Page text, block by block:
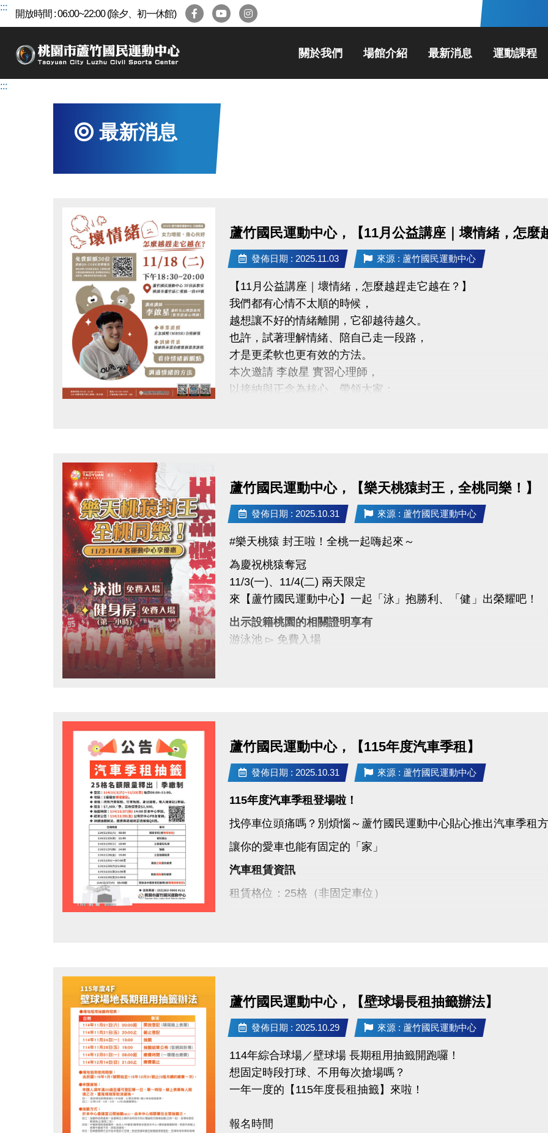
跳
區
:::
開放時間 : 06:00~22:00 (除夕、初一休館)
關於我們 場館介紹 最新消息 運動課程
:::
最新消息
蘆竹國民運動中心，【11月公益講座｜壞情緒，怎麼
發佈日期 : 2025.11.03 來源 : 蘆竹國民運動中心
【11月公益講座｜壞情緒，怎麼越趕走它越在？】
我們都有心情不太順的時候，
越想讓不好的情緒離開，它卻越待越久。
也許，試著理解情緒、陪自己走一段路，
才是更柔軟也更有效的方法。
本次邀請 李啟星 實習心理師，
以接納與正念為核心，帶領大家：
講師｜李啟星 實習心理師
具接納與承諾治療實務訓練、正念減壓（MBSR）合格師資資格
公益免費講座・限額30位
掃描 QR Code 填表報名，與我們一起培養更穩定、自在的心。
蘆竹國民運動中心，【樂天桃猿封王，全桃同樂！】
發佈日期 : 2025.10.31 來源 : 蘆竹國民運動中心
#樂天桃猿 封王啦！全桃一起嗨起來～
為慶祝桃猿奪冠
11/3(一)、11/4(二) 兩天限定
來【蘆竹國民運動中心】一起「泳」抱勝利、「健」出榮耀吧！
出示設籍桃園的相關證明享有
游泳池 ▻ 免費入場
#桃園市政府體育局 #封王同樂 #運動中心優惠 #全民運動
蘆竹國民運動中心，【115年度汽車季租】
發佈日期 : 2025.10.31 來源 : 蘆竹國民運動中心
115年度汽車季租登場啦！
找停車位頭痛嗎？別煩惱～蘆竹國民運動中心貼心推出汽車季租
讓你的愛車也能有固定的「家」
汽車租賃資訊
租賃格位：25格（非固定車位）
每天 08:00～21:00 至本館1樓客服組辦理現場登記
名冊公告：11/25(二)前
抽籤日期：11/27(四) 14:00
地點：蘆竹國民運動中心1樓
(將同步於中心臉書及官網公告)
蘆竹國民運動中心，【壁球場長租抽籤辦法】
發佈日期 : 2025.10.29 來源 : 蘆竹國民運動中心
114年綜合球場／壁球場 長期租用抽籤開跑囉！
想固定時段打球、不用每次搶場嗎？
一年一度的【115年度長租抽籤】來啦！
報名時間